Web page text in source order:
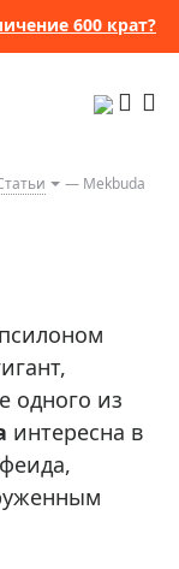
600 крат?
Mekbuda
одного из
интересна в